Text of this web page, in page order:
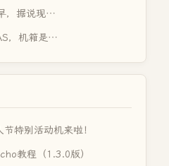
，据说现…
，机箱是…
特别活动机来啦！
教程（1.3.0版）